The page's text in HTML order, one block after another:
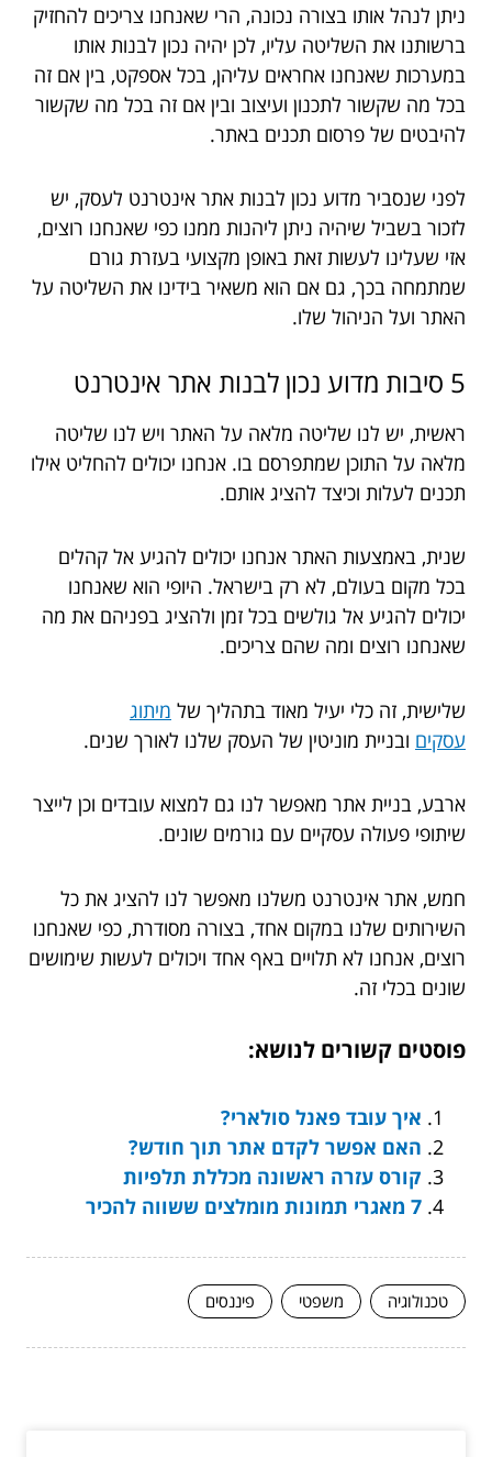
ניתן לנהל אותו בצורה נכונה, הרי שאנחנו צריכים להחזיק
ברשותנו את השליטה עליו, לכן יהיה נכון לבנות אותו
במערכות שאנחנו אחראים עליהן, בכל אספקט, בין אם זה
בכל מה שקשור לתכנון ועיצוב ובין אם זה בכל מה שקשור
להיבטים של פרסום תכנים באתר.
לפני שנסביר מדוע נכון לבנות אתר אינטרנט לעסק, יש
לזכור בשביל שיהיה ניתן ליהנות ממנו כפי שאנחנו רוצים,
אזי שעלינו לעשות זאת באופן מקצועי בעזרת גורם
שמתמחה בכך, גם אם הוא משאיר בידינו את השליטה על
האתר ועל הניהול שלו.
5 סיבות מדוע נכון לבנות אתר אינטרנט
ראשית, יש לנו שליטה מלאה על האתר ויש לנו שליטה
מלאה על התוכן שמתפרסם בו. אנחנו יכולים להחליט אילו
תכנים לעלות וכיצד להציג אותם.
שנית, באמצעות האתר אנחנו יכולים להגיע אל קהלים
בכל מקום בעולם, לא רק בישראל. היופי הוא שאנחנו
יכולים להגיע אל גולשים בכל זמן ולהציג בפניהם את מה
שאנחנו רוצים ומה שהם צריכים.
שלישית, זה כלי יעיל מאוד בתהליך של מיתוג
עסקים ובניית מוניטין של העסק שלנו לאורך שנים.
ארבע, בניית אתר מאפשר לנו גם למצוא עובדים וכן לייצר
שיתופי פעולה עסקיים עם גורמים שונים.
חמש, אתר אינטרנט משלנו מאפשר לנו להציג את כל
השירותים שלנו במקום אחד, בצורה מסודרת, כפי שאנחנו
רוצים, אנחנו לא תלויים באף אחד ויכולים לעשות שימושים
שונים בכלי זה.
פוסטים קשורים לנושא:
איך עובד פאנל סולארי?
האם אפשר לקדם אתר תוך חודש?
קורס עזרה ראשונה מכללת תלפיות
7 מאגרי תמונות מומלצים ששווה להכיר
טכנולוגיה משפטי פיננסים